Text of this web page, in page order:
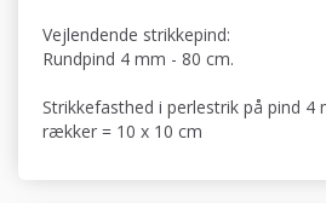
Vejlendende strikkepind:
Rundpind 4 mm - 80 cm.
Strikkefasthed i perlestrik på pind 4
rækker = 10 x 10 cm